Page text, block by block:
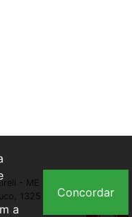
- ME | CNPJ:
1325 - São Cristóvão,
a
Concordar